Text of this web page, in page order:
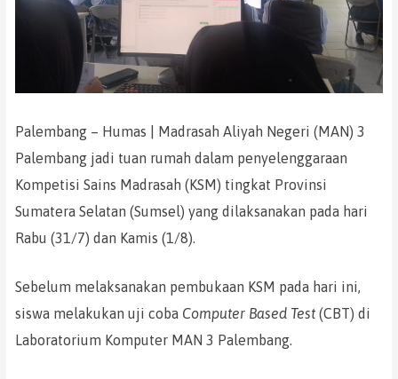
Palembang – Humas | Madrasah Aliyah Negeri (MAN) 3
Palembang jadi tuan rumah dalam penyelenggaraan
Kompetisi Sains Madrasah (KSM) tingkat Provinsi
Sumatera Selatan (Sumsel) yang dilaksanakan pada hari
Rabu (31/7) dan Kamis (1/8).
Sebelum melaksanakan pembukaan KSM pada hari ini,
siswa melakukan uji coba Computer Based Test(CBT) di
Laboratorium Komputer MAN 3 Palembang.